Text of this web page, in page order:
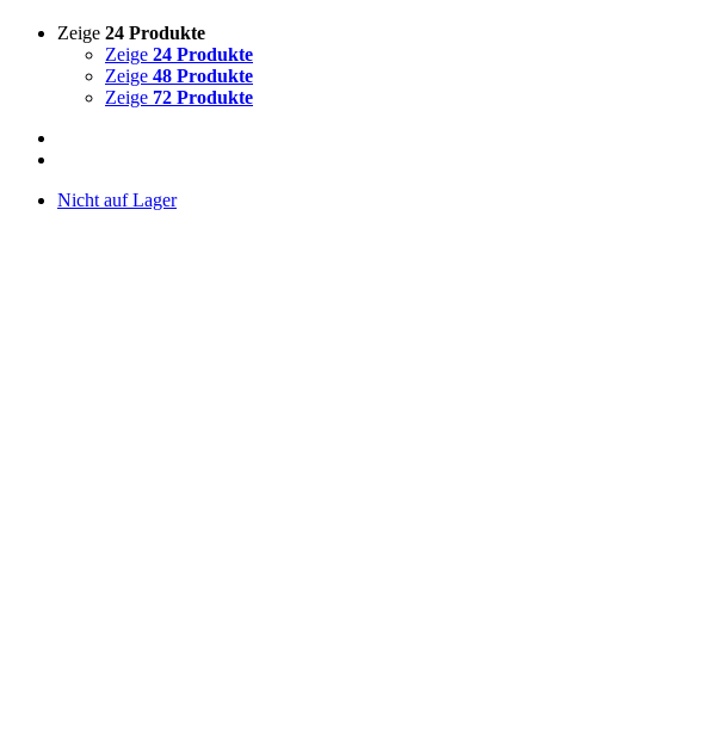
Zeige 24 Produkte
Zeige 24 Produkte
Zeige 48 Produkte
Zeige 72 Produkte
Nicht auf Lager